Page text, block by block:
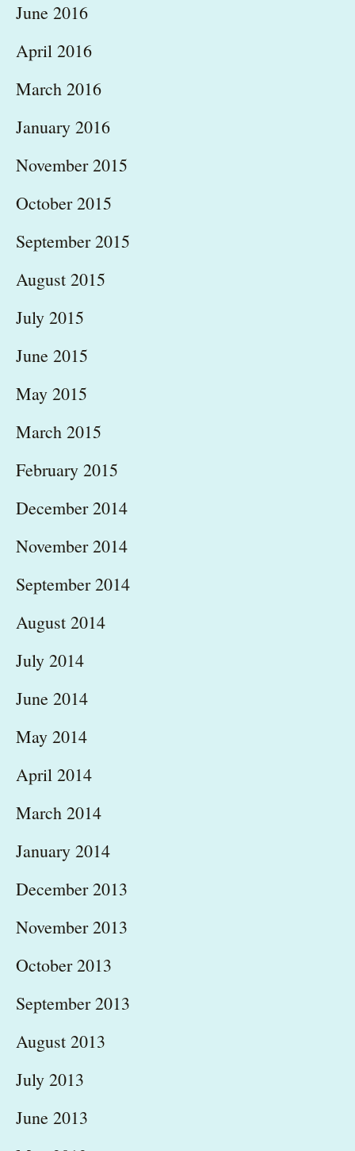
June 2016
April 2016
March 2016
January 2016
November 2015
October 2015
September 2015
August 2015
July 2015
June 2015
May 2015
March 2015
February 2015
December 2014
November 2014
September 2014
August 2014
July 2014
June 2014
May 2014
April 2014
March 2014
January 2014
December 2013
November 2013
October 2013
September 2013
August 2013
July 2013
June 2013